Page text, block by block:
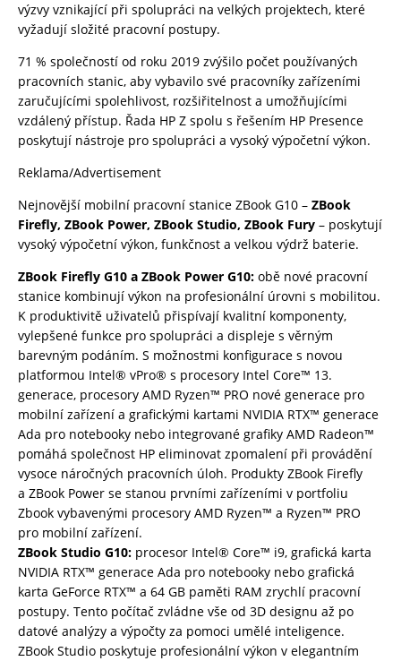
výzvy vznikající při spolupráci na velkých projektech, které
vyžadují složité pracovní postupy.
71 % společností od roku 2019 zvýšilo počet používaných
pracovních stanic, aby vybavilo své pracovníky zařízeními
zaručujícími spolehlivost, rozšiřitelnost a umožňujícími
vzdálený přístup. Řada HP Z spolu s řešením HP Presence
poskytují nástroje pro spolupráci a vysoký výpočetní výkon.
Reklama/Advertisement
Nejnovější mobilní pracovní stanice ZBook G10 – ZBook
Firefly, ZBook Power, ZBook Studio, ZBook Fury – poskytují
vysoký výpočetní výkon, funkčnost a velkou výdrž baterie.
ZBook Firefly G10 a ZBook Power G10: obě nové pracovní
stanice kombinují výkon na profesionální úrovni s mobilitou.
K produktivitě uživatelů přispívají kvalitní komponenty,
vylepšené funkce pro spolupráci a displeje s věrným
barevným podáním. S možnostmi konfigurace s novou
platformou Intel® vPro® s procesory Intel Core™ 13.
generace, procesory AMD Ryzen™ PRO nové generace pro
mobilní zařízení a grafickými kartami NVIDIA RTX™ generace
Ada pro notebooky nebo integrované grafiky AMD Radeon™
pomáhá společnost HP eliminovat zpomalení při provádění
vysoce náročných pracovních úloh. Produkty ZBook Firefly
a ZBook Power se stanou prvními zařízeními v portfoliu
Zbook vybavenými procesory AMD Ryzen™ a Ryzen™ PRO
pro mobilní zařízení.
ZBook Studio G10: procesor Intel®️ Core™️ i9, grafická karta
NVIDIA RTX™️ generace Ada pro notebooky nebo grafická
karta GeForce RTX™️ a 64 GB paměti RAM zrychlí pracovní
postupy. Tento počítač zvládne vše od 3D designu až po
datové analýzy a výpočty za pomoci umělé inteligence.
ZBook Studio poskytuje profesionální výkon v elegantním